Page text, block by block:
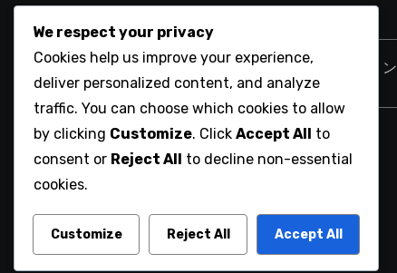
ディスプレイ広告ターゲットオーディエンスセグメン
テーション
ディスプレイ広告パフォーマンス測定
ekoe.jp
We respect your privacy
Cookies help us improve your experience,
deliver personalized content, and analyze
traffic. You can choose which cookies to allow
by clicking Customize. Click Accept All
to
consent or Reject All
to decline non-essential
cookies.
Customize Reject All Accept All